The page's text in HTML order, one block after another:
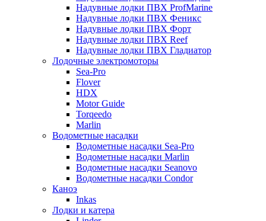
Надувные лодки ПВХ ProfMarine
Надувные лодки ПВХ Феникс
Надувные лодки ПВХ Форт
Надувные лодки ПВХ Reef
Надувные лодки ПВХ Гладиатор
Лодочные электромоторы
Sea-Pro
Flover
HDX
Motor Guide
Torqeedo
Marlin
Водометные насадки
Водометные насадки Sea-Pro
Водометные насадки Marlin
Водометные насадки Seanovo
Водометные насадки Condor
Каноэ
Inkas
Лодки и катера